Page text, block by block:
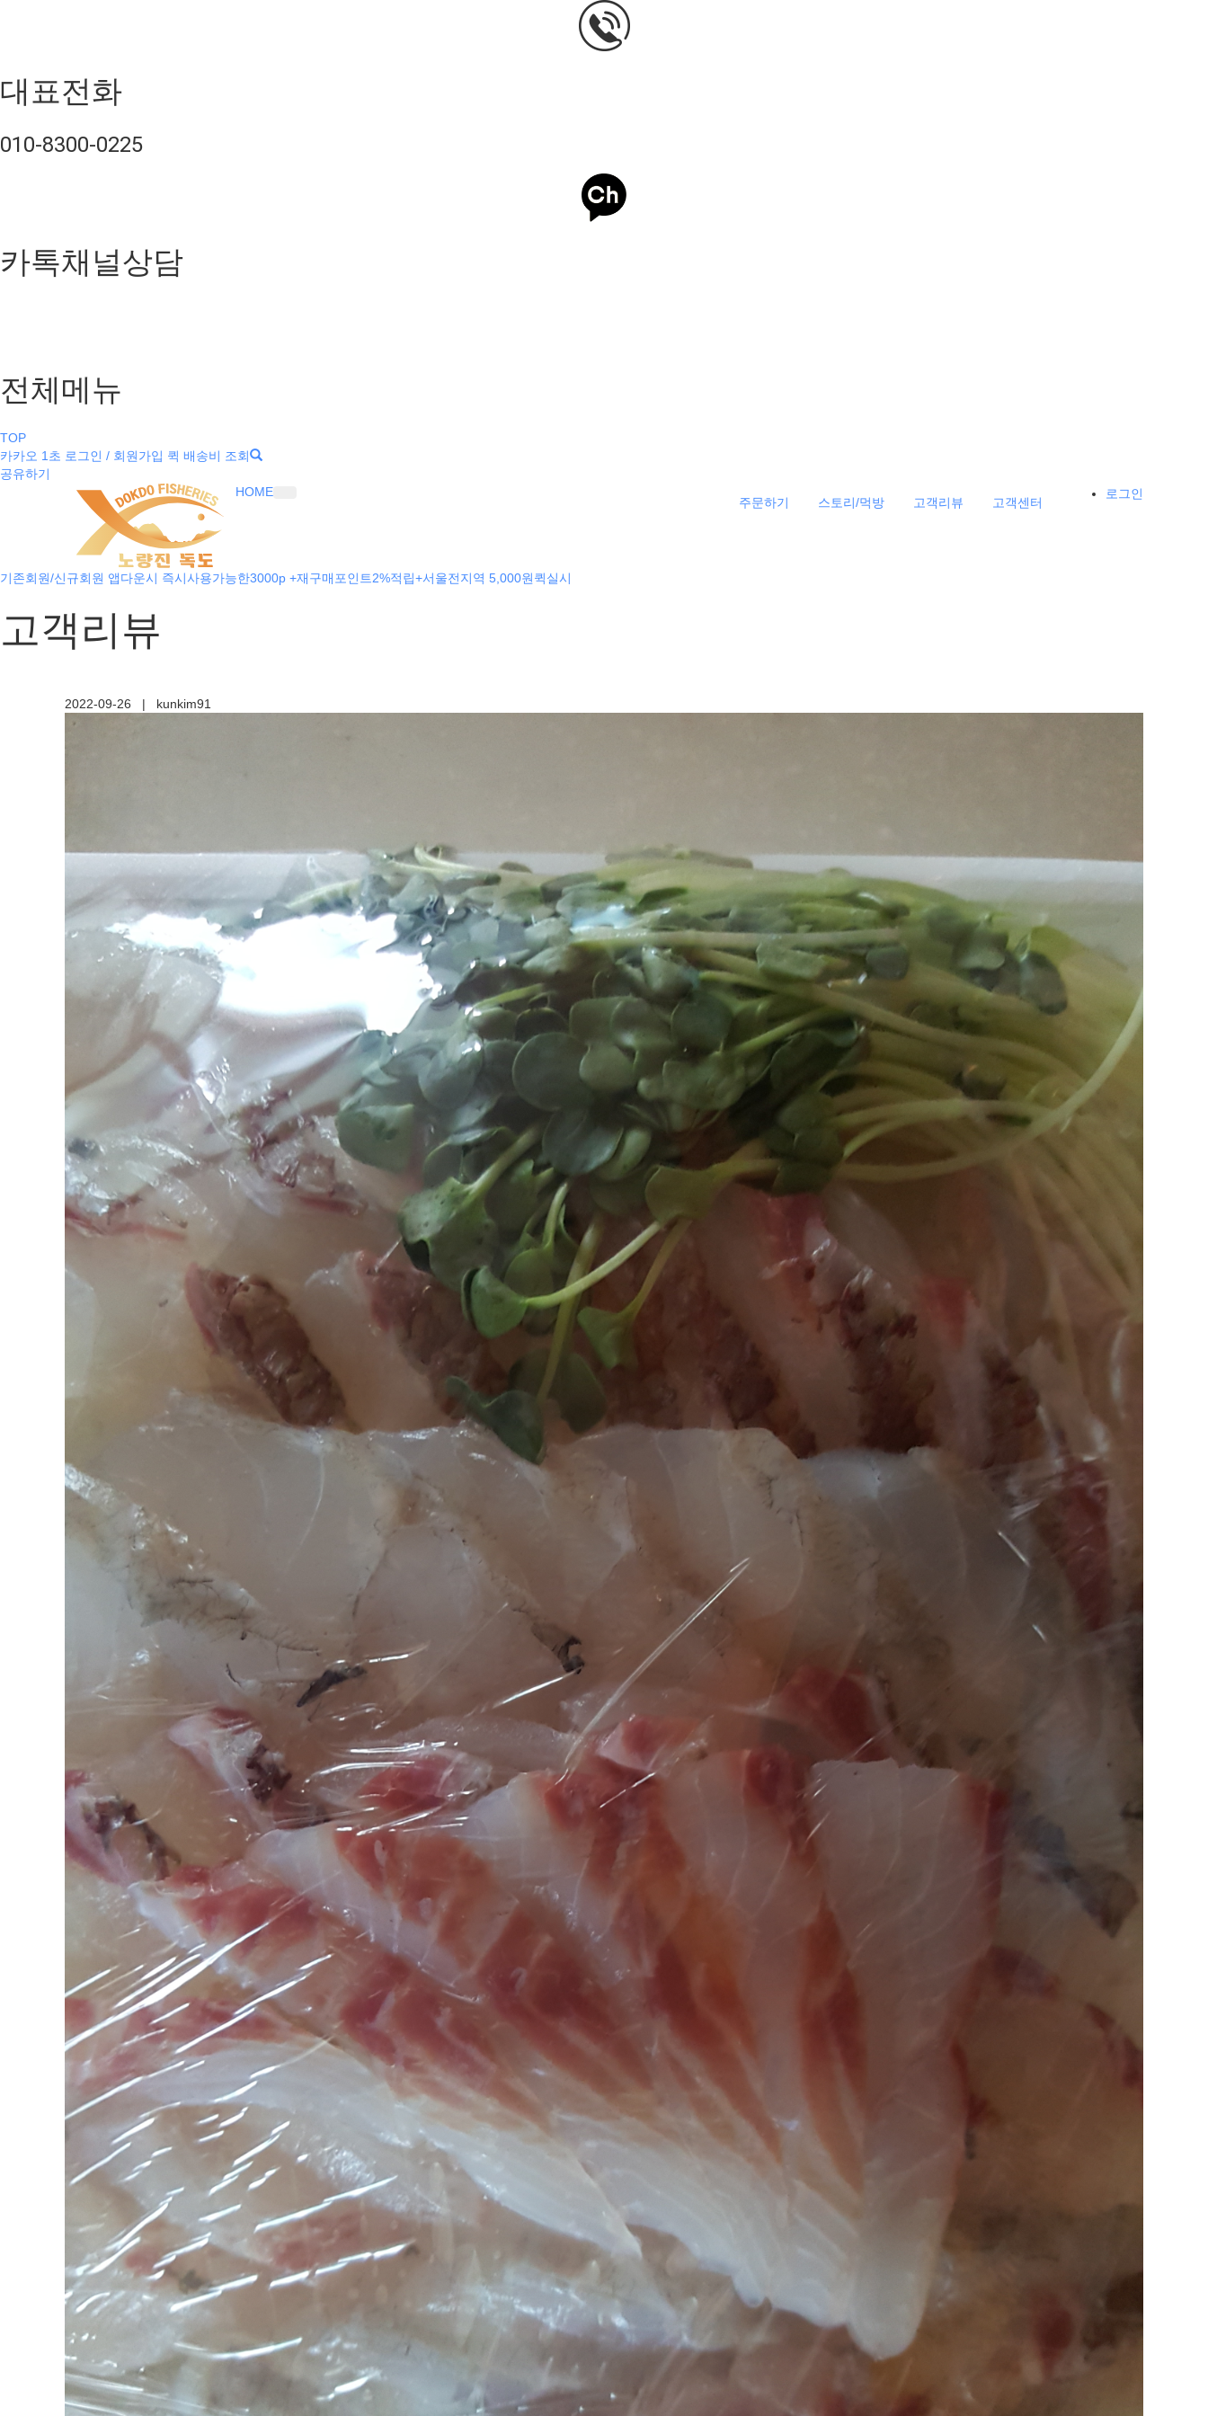
대표전화
010-8300-0225
카톡채널상담
전체메뉴
TOP
카카오 1초 로그인 / 회원가입 퀵 배송비 조회
공유하기
HOME
로그인
주문하기 스토리/먹방 고객리뷰 고객센터
기존회원/신규회원 앱다운시 즉시사용가능한3000p +재구매포인트2%적립+서울전지역 5,000원퀵실시
고객리뷰
2022-09-26 | kunkim91